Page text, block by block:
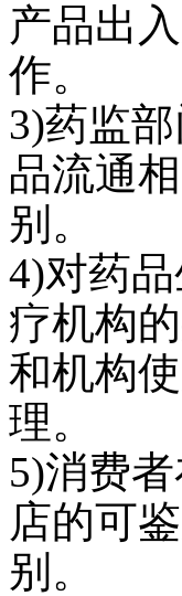
产品出
作。
3)药监
品流通
别。
4)对药
疗机构
和机构
理。
5)消费
店的可
别。